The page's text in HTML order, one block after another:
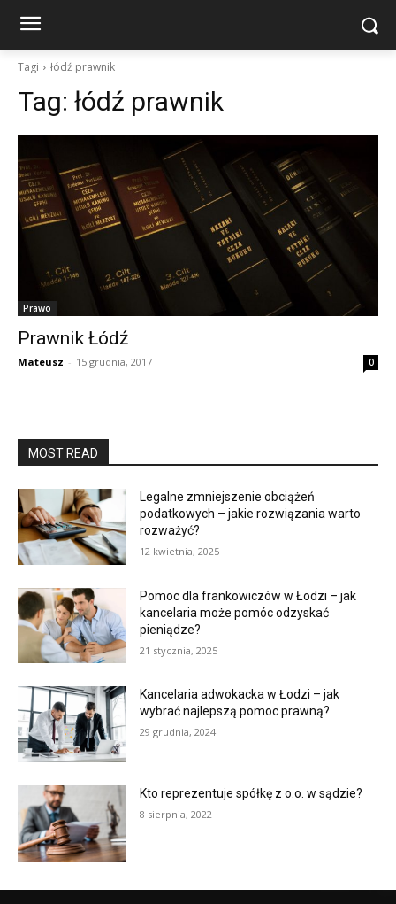
Tagi łódź prawnik
Tag: łódź prawnik
Prawo
Prawnik Łódź
Mateusz - 15 grudnia, 2017 0
MOST READ
Legalne zmniejszenie obciążeń
podatkowych – jakie rozwiązania warto
rozważyć?
12 kwietnia, 2025
Pomoc dla frankowiczów w Łodzi – jak
kancelaria może pomóc odzyskać
pieniądze?
21 stycznia, 2025
Kancelaria adwokacka w Łodzi – jak
wybrać najlepszą pomoc prawną?
29 grudnia, 2024
Kto reprezentuje spółkę z o.o. w sądzie?
8 sierpnia, 2022